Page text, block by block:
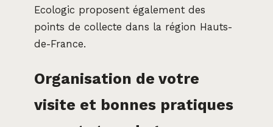
Ecologic proposent également des
points de collecte dans la région Hauts-
de-France.
Organisation de votre
visite et bonnes pratiques